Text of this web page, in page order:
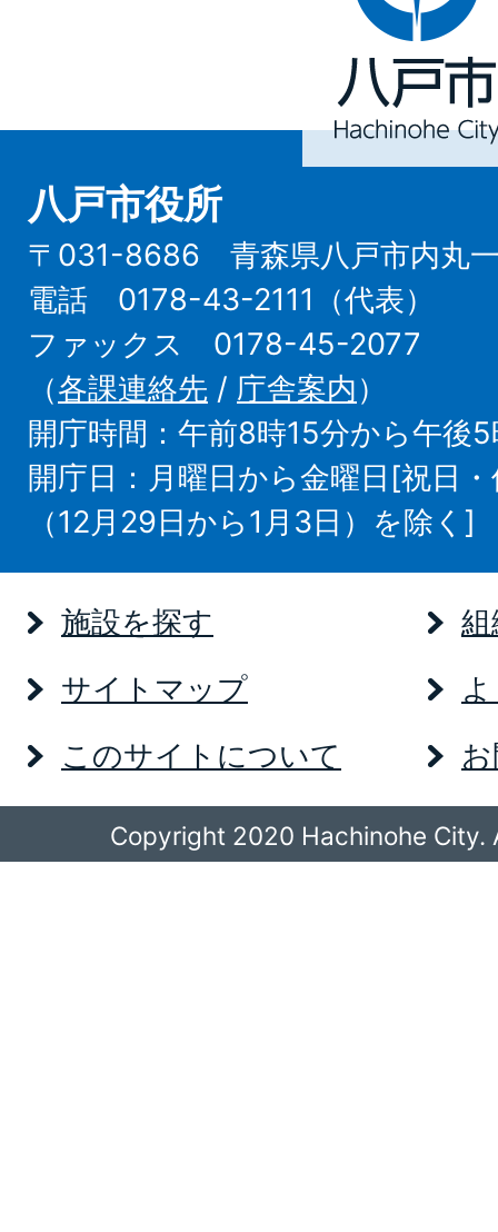
市
Hachinohe
City
八戸市役所
〒031-8686 青森県八戸市内丸一
電話 0178-43-2111（代表）
ファックス 0178-45-2077
（各課連絡先 / 庁舎案内）
開庁時間：午前8時15分から午後5
開庁日：月曜日から金曜日[祝日
（12月29日から1月3日）を除く]
施設を探す
サイトマップ
このサイトについて
Copyright 2020 Hachinohe City.